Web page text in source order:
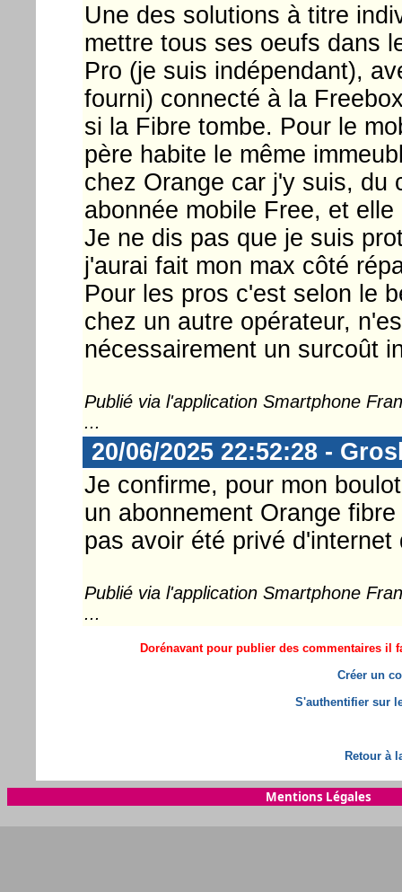
Une des solutions à titre
mettre tous ses oeufs dans
Pro (je suis indépendant),
fourni) connecté à la
si la Fibre tombe. Pour le
père habite le même
chez Orange car j'y suis, du
abonnée mobile Free, et
Je ne dis pas que je suis
j'aurai fait mon max côté
Pour les pros c'est selon le
chez un autre opérateur,
nécessairement un surcoût
Publié via l'application Smartphone
...
20/06/2025 22:52:28 -
Je confirme, pour mon
un abonnement Orange
pas avoir été privé
Publié via l'application Smartphone
...
Dorénavant pour publier des commentaires il
Créer un
S'authentifier sur
Retour à
Mentions Légales